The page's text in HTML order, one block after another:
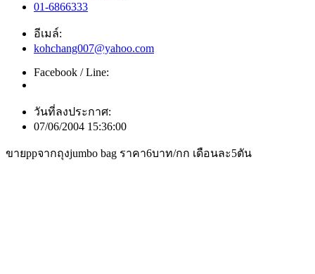
01-6866333
อีเมล์:
kohchang007@yahoo.com
Facebook / Line:
วันที่ลงประกาศ:
07/06/2004 15:36:00
ขายppจากถุงjumbo bag ราคา6บาท/กก เดือนละ5ตัน